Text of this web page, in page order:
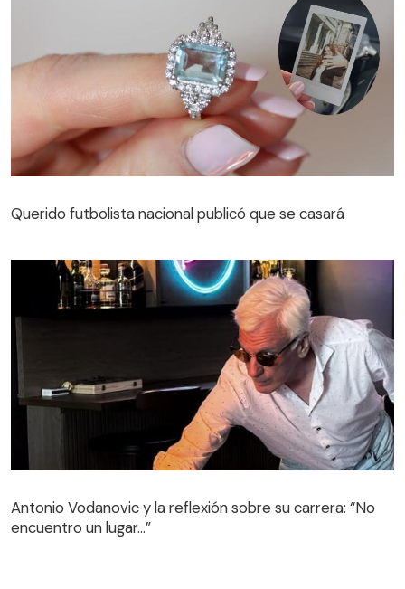
Querido futbolista nacional publicó que se casará
Antonio Vodanovic y la reflexión sobre su carrera: “No
encuentro un lugar…”